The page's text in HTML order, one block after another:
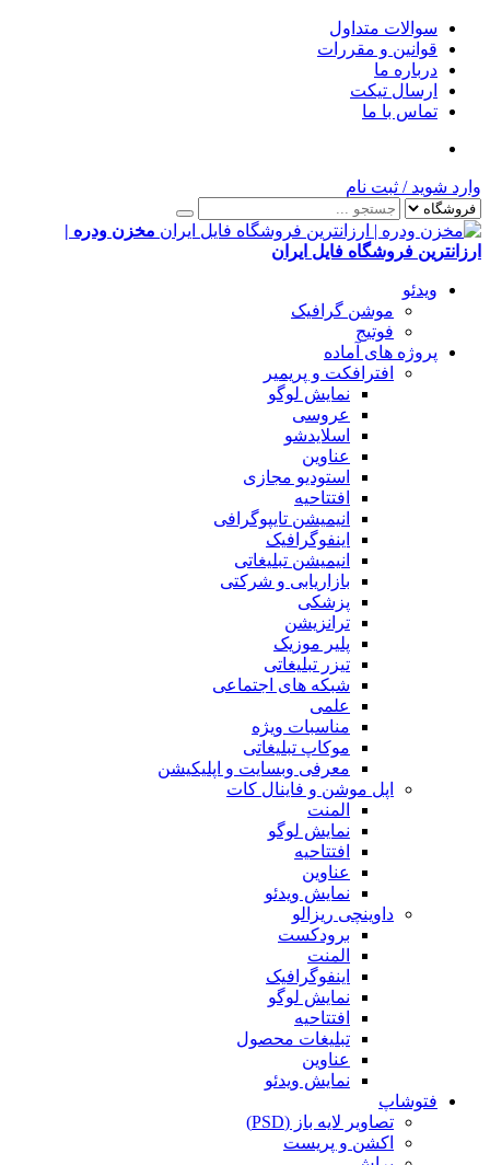
سوالات متداول
قوانین و مقررات
درباره ما
ارسال تیکت
تماس با ما
وارد شوید / ثبت نام
مخزن ودره |
ارزانترین فروشگاه فایل ایران
ویدئو
موشن گرافیک
فوتیج
پروژه های آماده
افترافکت و پریمیر
نمایش لوگو
عروسی
اسلایدشو
عناوین
استودیو مجازی
افتتاحیه
انیمیشن تایپوگرافی
اینفوگرافیک
انیمیشن تبلیغاتی
بازاریابی و شرکتی
پزشکی
ترانزیشن
پلیر موزیک
تیزر تبلیغاتی
شبکه های اجتماعی
علمی
مناسبات ویژه
موکاپ تبلیغاتی
معرفی وبسایت و اپلیکیشن
اپل موشن و فاینال کات
المنت
نمایش لوگو
افتتاحیه
عناوین
نمایش ویدئو
داوینچی ریزالو
برودکست
المنت
اینفوگرافیک
نمایش لوگو
افتتاحیه
تبلیغات محصول
عناوین
نمایش ویدئو
فتوشاپ
تصاویر لایه باز (PSD)
اکشن و پریست